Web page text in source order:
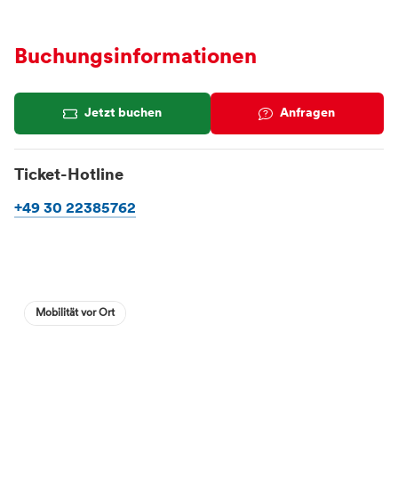
Buchungsinformationen
Jetzt buchen Anfragen
Ticket-Hotline
+49 30 22385762
Mobilität vor Ort